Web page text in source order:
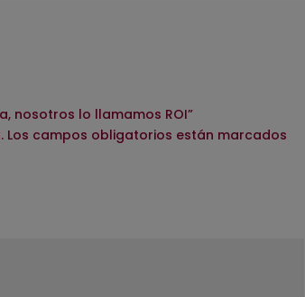
nosotros lo llamamos ROI”
Los campos obligatorios están marcados